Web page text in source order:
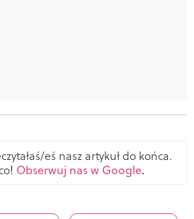
eś nasz artykuł do końca.
Obserwuj nas w Google.